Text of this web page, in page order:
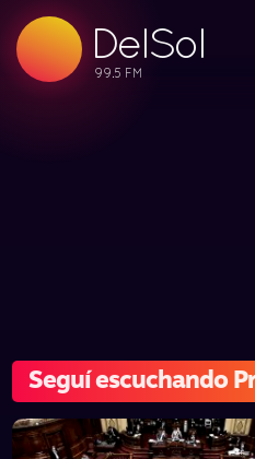
DelSol
99.5 FM
99.5 FM
99.5 FM
Seguí escuchando